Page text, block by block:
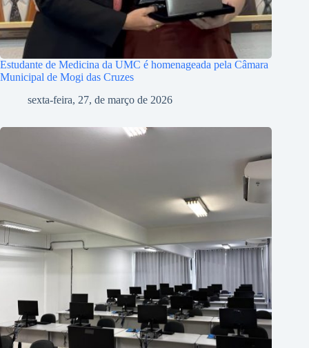
Estudante de Medicina da UMC é homenageada pela Câmara
Municipal de Mogi das Cruzes
sexta-feira, 27, de março de 2026